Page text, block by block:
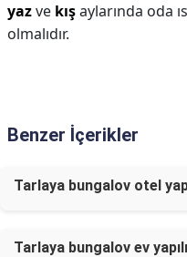
yazve kışaylarında oda
olmalıdır.
Benzer İçerikler
Tarlaya bungalov otel
Tarlaya bungalov ev